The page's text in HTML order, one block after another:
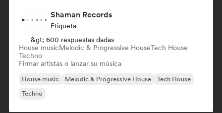
Shaman Records
Etiqueta
&gt; 600 respuestas dadas
House musicMelodic & Progressive HouseTech House
Techno
Firmar artistas o lanzar su música
House music Melodic & Progressive House
Tech House
Techno